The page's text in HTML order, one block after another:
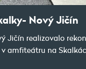
Nový Jičín
Jičín realizovalo
amfiteátru na